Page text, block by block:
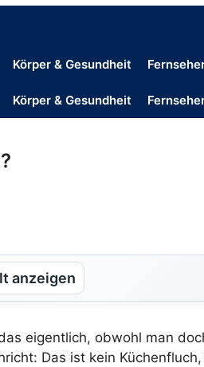
Körper & Gesundheit
Körper & Gesundheit
anzeigen
eigentlich, obwohl man
Das ist kein